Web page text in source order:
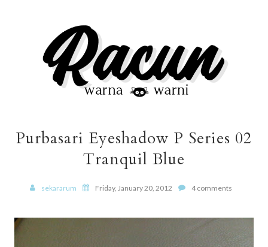
Purbasari Eyeshadow P Series 02
Tranquil Blue
sekararum Friday, January 20, 2012 4 comments